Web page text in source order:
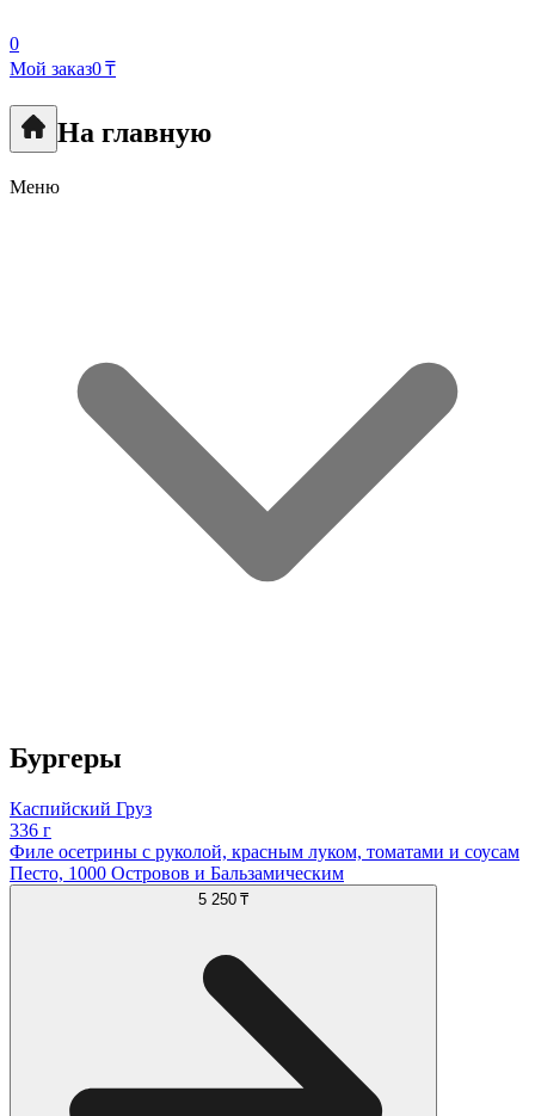
0
Мой заказ0 ₸
На главную
Меню
Бургеры
Каспийский Груз
336 г
Филе осетрины с руколой, красным луком, томатами и соусам
Песто, 1000 Островов и Бальзамическим
5 250 ₸